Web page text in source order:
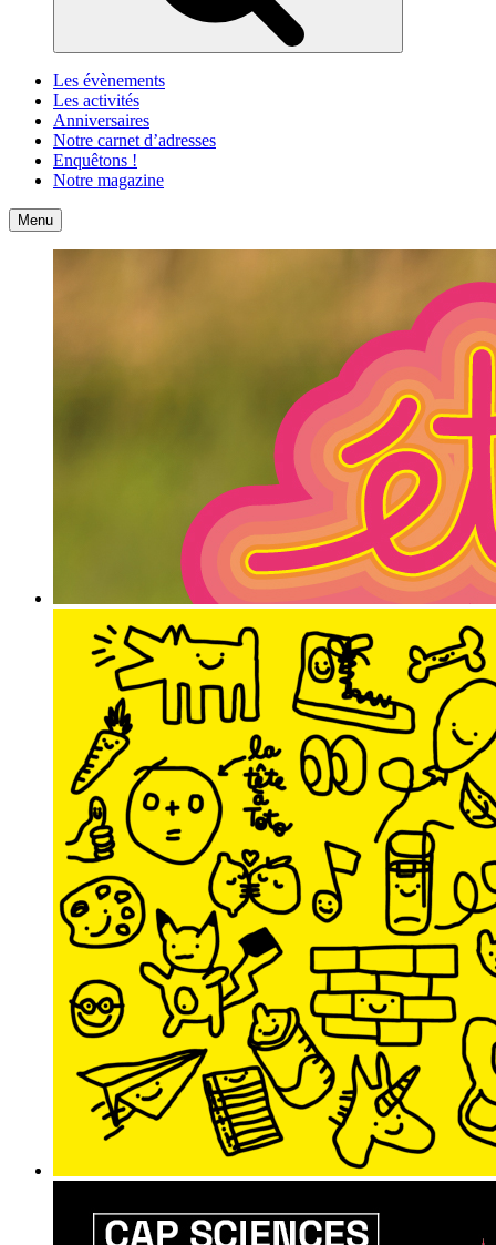
Les évènements
Les activités
Anniversaires
Notre carnet d’adresses
Enquêtons !
Notre magazine
Accueil
Menu Contact